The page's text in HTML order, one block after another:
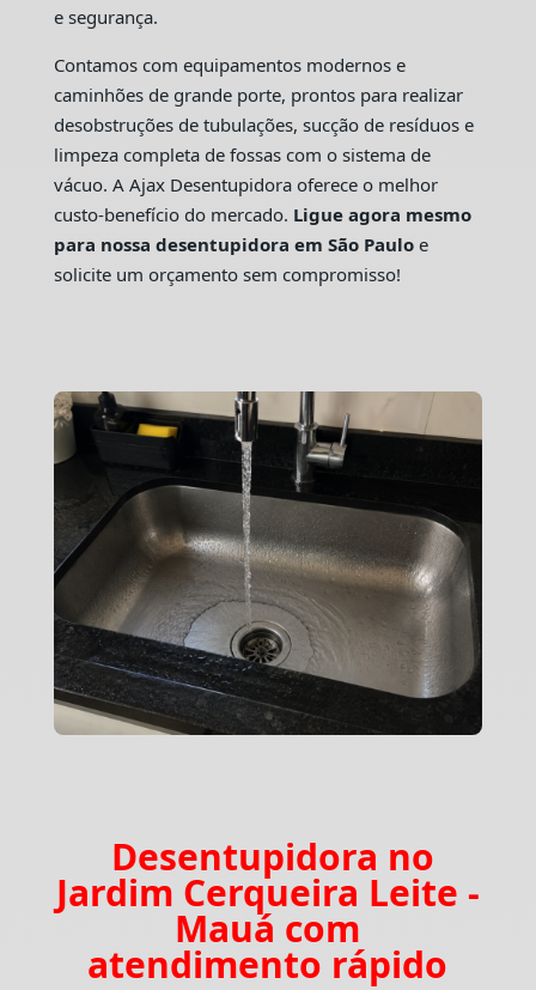
e segurança.
Contamos com equipamentos modernos e
caminhões de grande porte, prontos para realizar
desobstruções de tubulações, sucção de resíduos e
limpeza completa de fossas com o sistema de
vácuo. A Ajax Desentupidora oferece o melhor
custo-benefício do mercado. Ligue agora mesmo
para nossa desentupidora em São Pauloe
solicite um orçamento sem compromisso!
Desentupidora no
Jardim Cerqueira Leite -
Mauá com
atendimento rápido